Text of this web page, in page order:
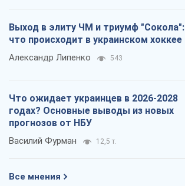
Выход в элиту ЧМ и триумф "Сокола":
что происходит в украинском хоккее
Александр Липенко 543
Что ожидает украинцев в 2026-2028
годах? Основные выводы из новых
прогнозов от НБУ
Василий Фурман 12,5 т.
Все мнения